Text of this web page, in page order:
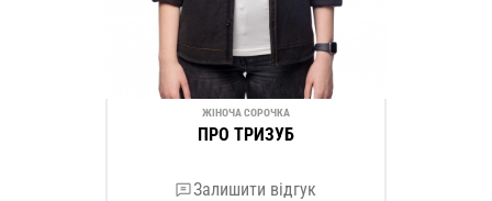
ЖІНОЧА СОРОЧКА
ПРО ТРИЗУБ
Залишити відгук